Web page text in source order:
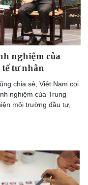
nghệ
điệu
nghệ
nghiệm của
tư nhân
chia sẻ, Việt Nam coi
nghiệm của Trung
môi trường đầu tư,